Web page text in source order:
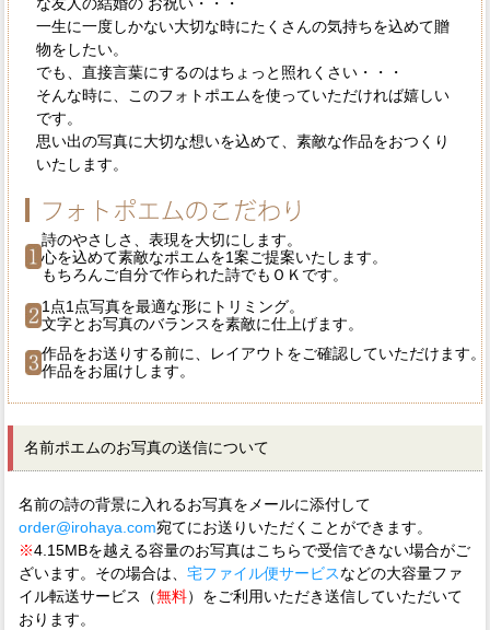
一生に一度しかない大切な時にたくさんの気持ちを込めて贈
物をしたい。
でも、直接言葉にするのはちょっと照れくさい・・・
そんな時に、このフォトポエムを使っていただければ嬉しい
です。
思い出の写真に大切な想いを込めて、素敵な作品をおつくり
いたします。
詩のやさしさ、表現を大切にします。
心を込めて素敵なポエムを1案ご提案いたします。
もちろんご自分で作られた詩でもＯＫです。
1点1点写真を最適な形にトリミング。
文字とお写真のバランスを素敵に仕上げます。
作品をお送りする前に、レイアウトをご確認していただけます
作品をお届けします。
名前ポエムのお写真の送信について
名前の詩の背景に入れるお写真をメールに添付して
order@irohaya.com宛てにお送りいただくことができます。
※4.15MBを越える容量のお写真はこちらで受信できない場合がご
ざいます。その場合は、 宅ファイル便サービスなどの大容量ファ
イル転送サービス（無料）をご利用いただき送信していただいて
おります。